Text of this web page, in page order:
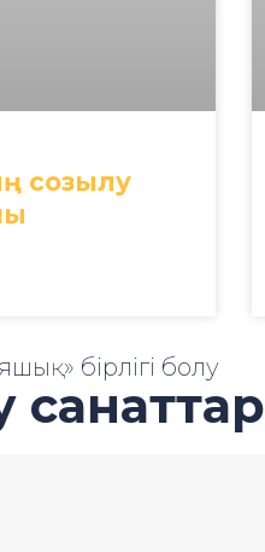
созылу
бірлігі болу